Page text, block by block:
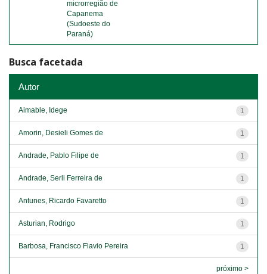
microrregião de
Capanema
(Sudoeste do
Paraná)
Busca facetada
Autor
1
Aimable, Idege
1
Amorin, Desieli Gomes de
1
Andrade, Pablo Filipe de
1
Andrade, Serli Ferreira de
1
Antunes, Ricardo Favaretto
1
Asturian, Rodrigo
1
Barbosa, Francisco Flavio Pereira
próximo >